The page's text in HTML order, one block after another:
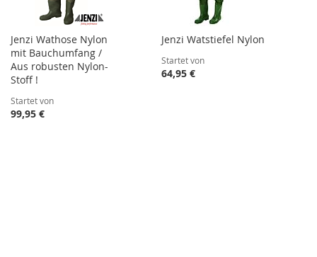
Jenzi Wathose Nylon
mit Bauchumfang /
Aus robusten Nylon-
Stoff !
Startet von
99,95 €
Jenzi Watstiefel Nylon
Startet von
64,95 €